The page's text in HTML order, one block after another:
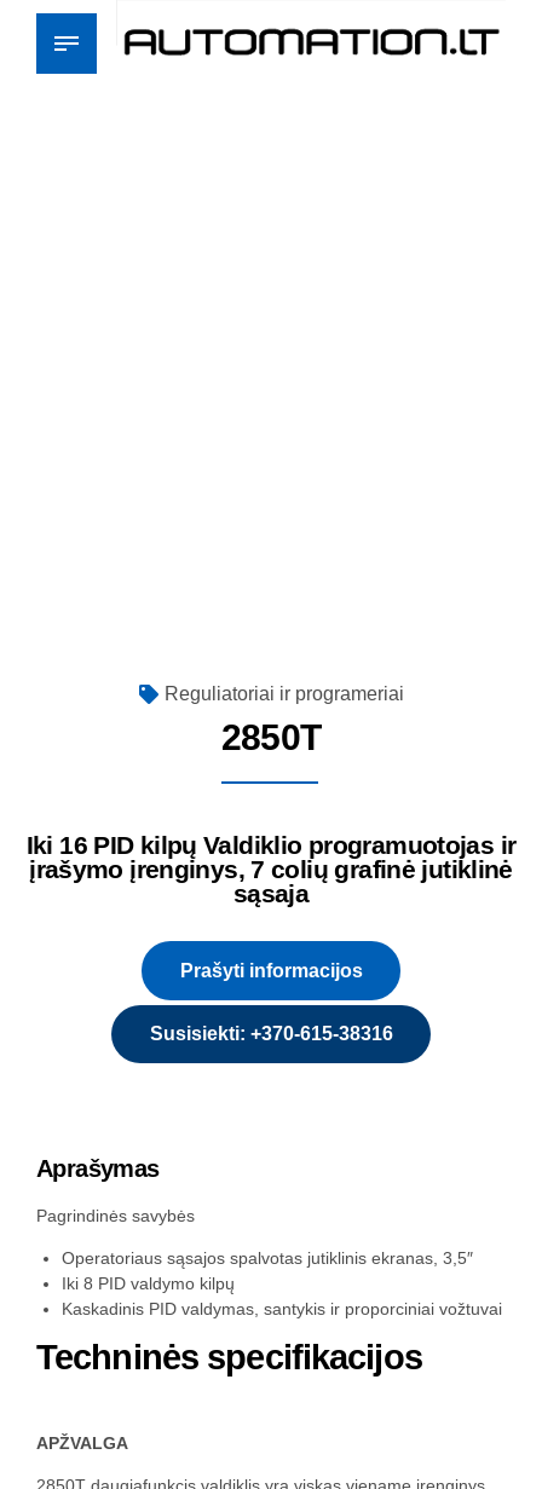
Reguliatoriai ir programeriai
2850T
Iki 16 PID kilpų Valdiklio programuotojas ir
įrašymo įrenginys, 7 colių grafinė jutiklinė
sąsaja
Prašyti informacijos
Susisiekti: +370-615-38316
Aprašymas
Pagrindinės savybės
Operatoriaus sąsajos spalvotas jutiklinis ekranas, 3,5″
Iki 8 PID valdymo kilpų
Kaskadinis PID valdymas, santykis ir proporciniai vožtuvai
Techninės specifikacijos
APŽVALGA